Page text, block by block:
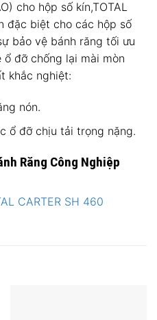
cho hộp số kín,TOTAL
đặc biệt cho các hộp số
bảo vệ bánh răng tối ưu
đỡ chống lại mài mòn
khắc nghiệt:
nón.
ổ đỡ chịu tải trọng nặng.
Răng Công Nghiệp
CARTER SH 460